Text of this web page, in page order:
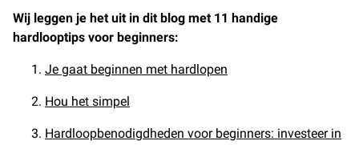
Wij leggen je het uit in dit blog met 11 handige
hardlooptips voor beginners:
Je gaat beginnen met hardlopen
Hou het simpel
Hardloopbenodigdheden voor beginners: investeer in